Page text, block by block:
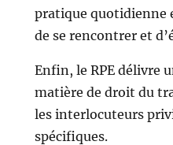
pratique quotidienne
de se rencontrer et
Enfin, le RPE délivre
matière de droit du
les interlocuteurs
spécifiques.